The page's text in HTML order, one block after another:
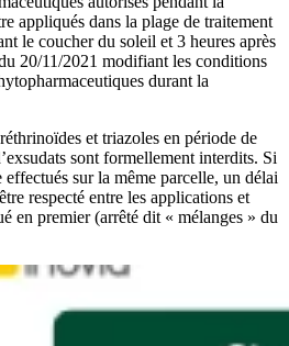
appliqués dans la plage de traitement
le coucher du soleil et 3 heures après
20/11/2021 modifiant les conditions
durant la
et triazoles en période de
sont formellement interdits. Si
sur la même parcelle, un délai
respecté entre les applications et
en premier (arrêté dit « mélanges » du